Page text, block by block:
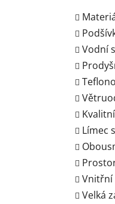
Vodní
Límec
Vnitřní
Velká